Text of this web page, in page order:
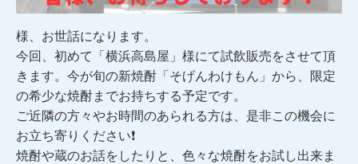
様、お世話になります。
今回、初めて「横浜高島屋」様にて試飲販売をさせて頂
きます。今が旬の新焼酎「そげんわけもん」から、限定
の希少な焼酎までお持ちする予定です。
ご近隣の方々やお時間のあられる方は、是非この機会に
お立ち寄りください❗️
焼酎や蔵のお話をしたりと、色々な焼酎をお試し出来ま